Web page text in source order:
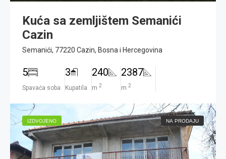
Kuća sa zemljištem Semanići
Cazin
Semanići, 77220 Cazin, Bosna i Hercegovina
5
Spavaća soba
3
Kupatila
240
m 2
2387
m 2
IZDVOJENO NA PRODAJU